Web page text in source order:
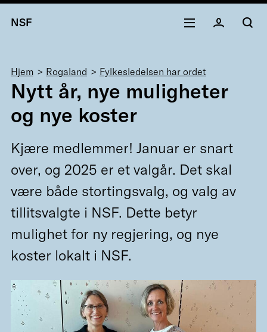
NSF
Navigasjonssti
Hjem Rogaland Fylkesledelsen har ordet
Nytt år, nye muligheter
og nye koster
Kjære medlemmer! Januar er snart
over, og 2025 er et valgår. Det skal
være både stortingsvalg, og valg av
tillitsvalgte i NSF. Dette betyr
mulighet for ny regjering, og nye
koster lokalt i NSF.